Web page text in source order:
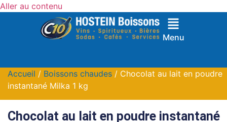
Aller au contenu
Menu
Accueil / Boissons chaudes / Chocolat au lait en poudre
instantané Milka 1 kg
Chocolat au lait en poudre instantané